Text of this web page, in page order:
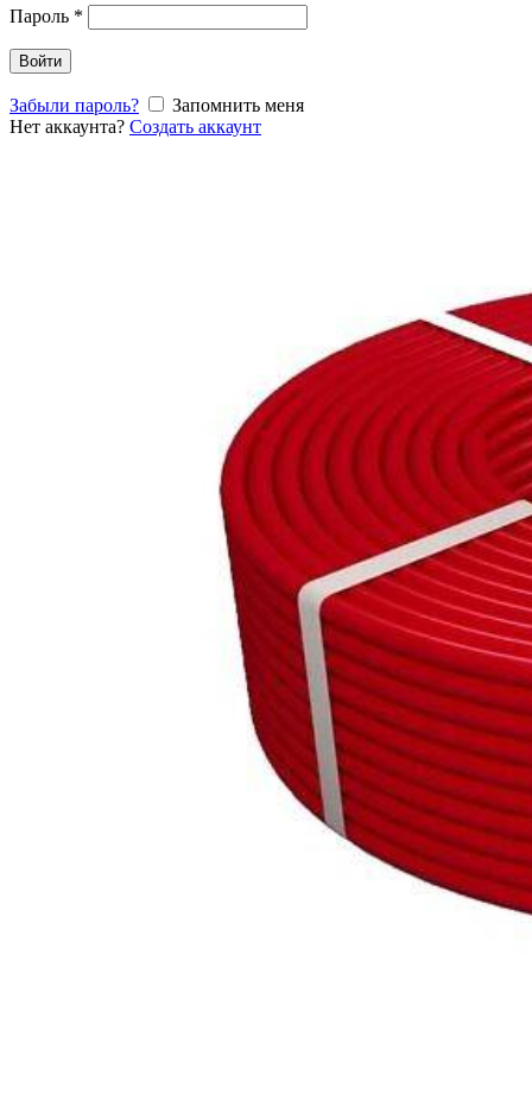
Пароль *
Войти
Забыли пароль?
Запомнить меня
Нет аккаунта? Создать аккаунт